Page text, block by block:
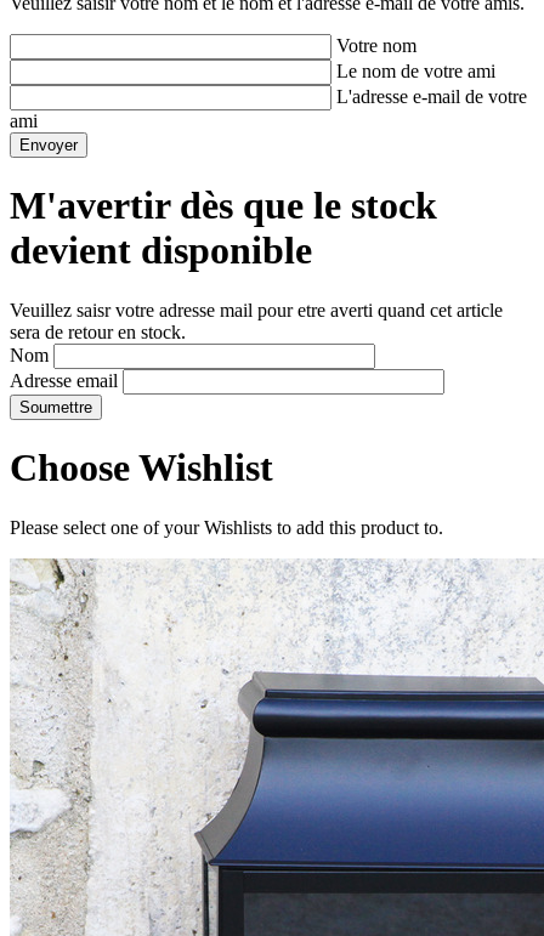
Votre nom
Le nom de votre ami
L'adresse e-mail de votre
ami
M'avertir dès que le stock
devient disponible
Veuillez saisr votre adresse mail pour etre averti quand cet article
sera de retour en stock.
Nom
Adresse email
Choose Wishlist
Please select one of your Wishlists to add this product to.